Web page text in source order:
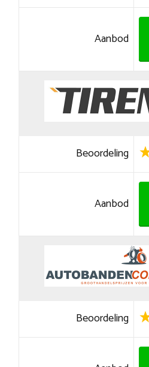
Aanbod
Beoordeling
Aanbod
Beoordeling